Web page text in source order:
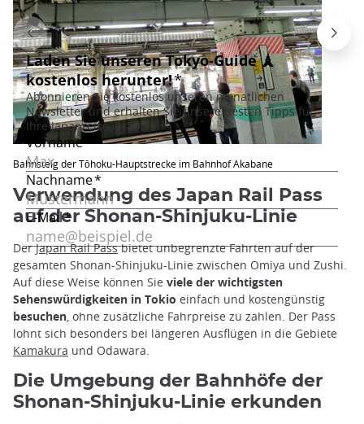
Bahnsteig der Tōhoku-Hauptstrecke im Bahnhof Akabane
Verwendung des Japan Rail Pass
auf der Shonan-Shinjuku-Linie
DerJapan Rail Passbietet unbegrenzte Fahrten auf der
gesamten Shonan-Shinjuku-Linie zwischen Omiya und Zushi.
Auf diese Weise können Sie viele der wichtigsten
Sehenswürdigkeiten in Tokio einfach und kostengünstig
besuchen , ohne zusätzliche Fahrpreise zu zahlen. Der Pass
lohnt sich besonders bei längeren Ausflügen in die Gebiete
Kamakura und Odawara.
Die Umgebung der Bahnhöfe der
Shonan-Shinjuku-Linie erkunden